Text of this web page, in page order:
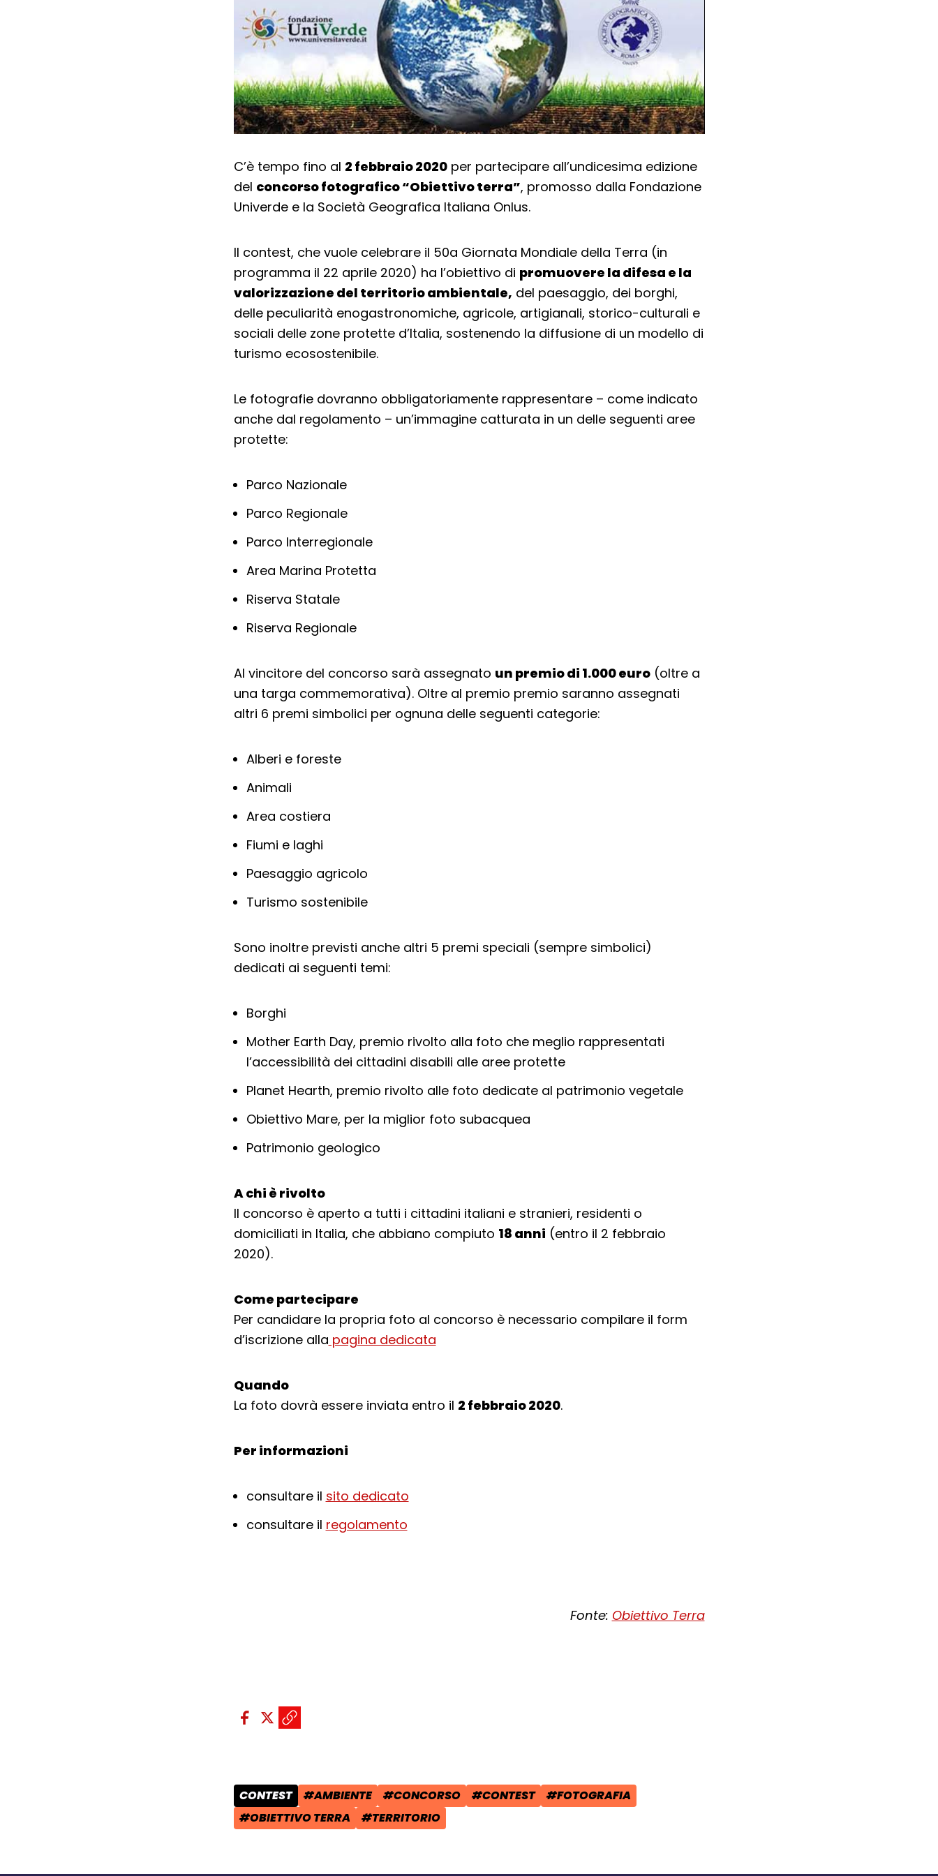
C’è tempo fino al 2 febbraio 2020per partecipare all’undicesima edizione
del concorso fotografico “Obiettivo terra”, promosso dalla Fondazione
Univerde e la Società Geografica Italiana Onlus.
Il contest, che vuole celebrare il 50a Giornata Mondiale della Terra (in
programma il 22 aprile 2020) ha l’obiettivo di promuovere la difesa e la
valorizzazione del territorio ambientale, del paesaggio, dei borghi,
delle peculiarità enogastronomiche, agricole, artigianali, storico-culturali e
sociali delle zone protette d’Italia, sostenendo la diffusione di un modello di
turismo ecosostenibile.
Le fotografie dovranno obbligatoriamente rappresentare – come indicato
anche dal regolamento – un’immagine catturata in un delle seguenti aree
protette:
Parco Nazionale
Parco Regionale
Parco Interregionale
Area Marina Protetta
Riserva Statale
Riserva Regionale
Al vincitore del concorso sarà assegnato un premio di 1.000 euro(oltre a
una targa commemorativa). Oltre al premio premio saranno assegnati
altri 6 premi simbolici per ognuna delle seguenti categorie:
Alberi e foreste
Animali
Area costiera
Fiumi e laghi
Paesaggio agricolo
Turismo sostenibile
Sono inoltre previsti anche altri 5 premi speciali (sempre simbolici)
dedicati ai seguenti temi:
Borghi
Mother Earth Day, premio rivolto alla foto che meglio rappresentati
l’accessibilità dei cittadini disabili alle aree protette
Planet Hearth, premio rivolto alle foto dedicate al patrimonio vegetale
Obiettivo Mare, per la miglior foto subacquea
Patrimonio geologico
A chi è rivolto
Il concorso è aperto a tutti i cittadini italiani e stranieri, residenti o
domiciliati in Italia, che abbiano compiuto 18 anni (entro il 2 febbraio
2020).
Come partecipare
Per candidare la propria foto al concorso è necessario compilare il form
d’iscrizione alla pagina dedicata
Quando
La foto dovrà essere inviata entro il 2 febbraio 2020.
Per informazioni
consultare il sito dedicato
consultare il regolamento
Fonte: Obiettivo Terra
Condividi sui social:
Condividi su Facebook - apre una nuova finestra del browser
Condividi su X - apre una nuova finestra del browser
Copia il link e condividi - apre una nuova finestra del browser
CATEGORIA POST:
CONTEST TAG:
#AMBIENTE TAG:
#CONCORSO TAG:
#CONTEST TAG:
#FOTOGRAFIA
TAG:
#OBIETTIVO TERRA TAG:
#TERRITORIO